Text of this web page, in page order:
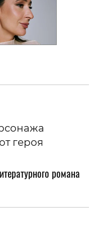
романа